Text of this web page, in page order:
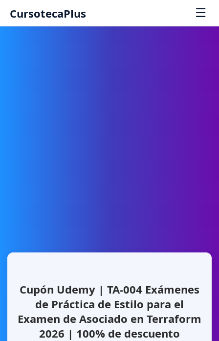
CursotecaPlus ☰
Cupón Udemy | TA-004 Exámenes
de Práctica de Estilo para el
Examen de Asociado en Terraform
2026 | 100% de descuento